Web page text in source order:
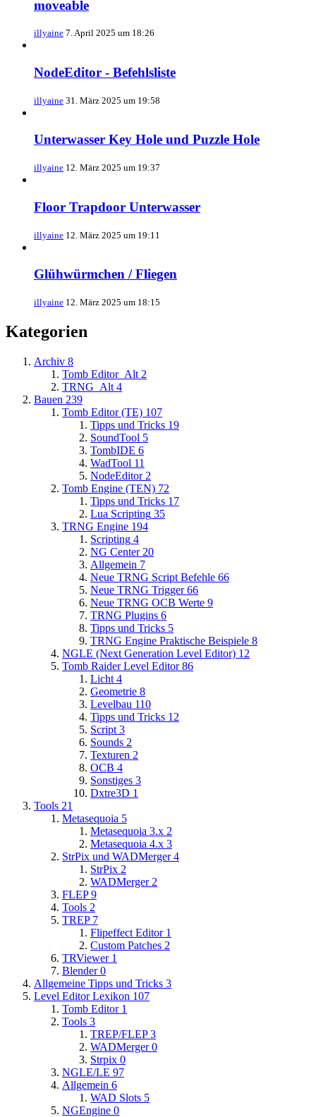
moveable
illyaine 7. April 2025 um 18:26
NodeEditor - Befehlsliste
illyaine 31. März 2025 um 19:58
Unterwasser Key Hole und Puzzle Hole
illyaine 12. März 2025 um 19:37
Floor Trapdoor Unterwasser
illyaine 12. März 2025 um 19:11
Glühwürmchen / Fliegen
illyaine 12. März 2025 um 18:15
Kategorien
Archiv 8
Tomb Editor_Alt 2
TRNG_Alt 4
Bauen 239
Tomb Editor (TE) 107
Tipps und Tricks 19
SoundTool 5
TombIDE 6
WadTool 11
NodeEditor 2
Tomb Engine (TEN) 72
Tipps und Tricks 17
Lua Scripting 35
TRNG Engine 194
Scripting 4
NG Center 20
Allgemein 7
Neue TRNG Script Befehle 66
Neue TRNG Trigger 66
Neue TRNG OCB Werte 9
TRNG Plugins 6
Tipps und Tricks 5
TRNG Engine Praktische Beispiele 8
NGLE (Next Generation Level Editor) 12
Tomb Raider Level Editor 86
Licht 4
Geometrie 8
Levelbau 110
Tipps und Tricks 12
Script 3
Sounds 2
Texturen 2
OCB 4
Sonstiges 3
Dxtre3D 1
Tools 21
Metasequoia 5
Metasequoia 3.x 2
Metasequoia 4.x 3
StrPix und WADMerger 4
StrPix 2
WADMerger 2
FLEP 9
Tools 2
TREP 7
Flipeffect Editor 1
Custom Patches 2
TRViewer 1
Blender 0
Allgemeine Tipps und Tricks 3
Level Editor Lexikon 107
Tomb Editor 1
Tools 3
TREP/FLEP 3
WADMerger 0
Strpix 0
NGLE/LE 97
Allgemein 6
WAD Slots 5
NGEngine 0